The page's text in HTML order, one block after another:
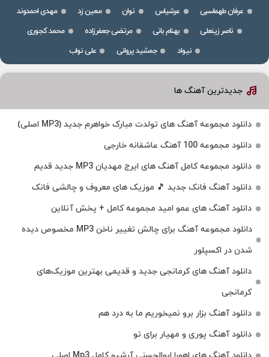
عرفان طهماسبی
عرشیاس نوان معین زد
مهدی احمدوند
ناصر زینعلی
بهنام بانی مرتضی جعفرزاده
محمد کجوری
نیواد
جمشید پروانی علی نواب
جدیدترین آهنگ ها
دانلود مجموعه آهنگ های تولدت مبارک خواهرم جدید (MP3 اصلی)
دانلود مجموعه 100 آهنگ عاشقانه خارجی
دانلود مجموعه کامل آهنگ های ایرج مهدیان MP3 جدید قدیم
دانلود آهنگ فانک جدید 🎵 موزیک‌ های معروف و چالشی فانک
دانلود آهنگ های عمو امید مجموعه کامل + پخش آنلاین
دانلود مجموعه آهنگ برای چالش تغییر ناخن MP3 مخصوص دیده
شدن در اکسپلور
دانلود آهنگ‌ های کرمانجی جدید و قدیمی بهترین موزیک‌های
کرمانجی
دانلود آهنگ بزار برو نمیخوریم ما به درد هم
دانلود آهنگ پوری و مهیار برای تو